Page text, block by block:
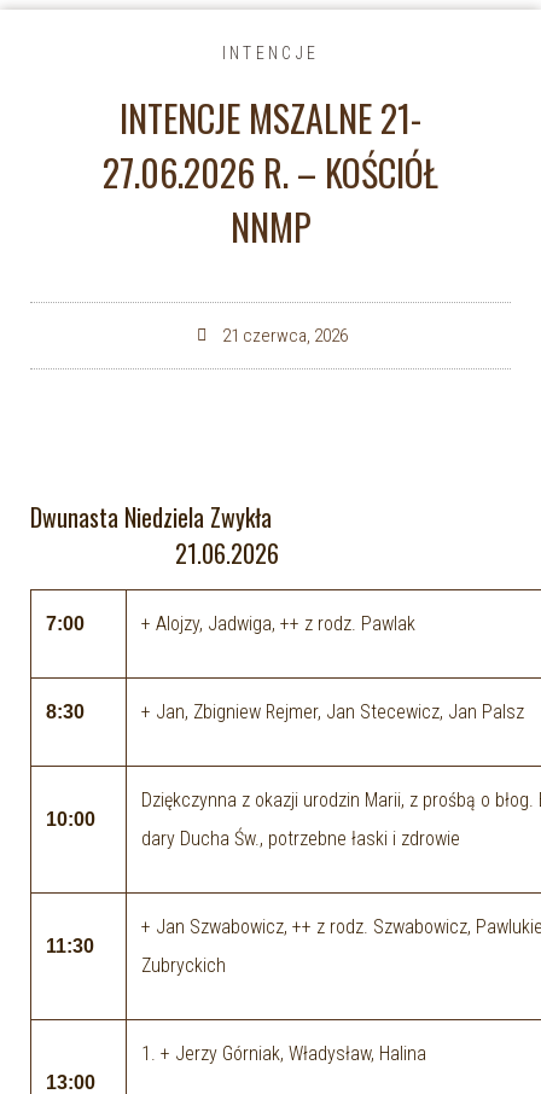
INTENCJE
INTENCJE MSZALNE 21-
27.06.2026 R. – KOŚCIÓŁ
NNMP
21 czerwca, 2026
Dwunasta Niedziela Zwykła
21.06.2026
7:00 + Alojzy, Jadwiga, ++ z rodz. Pawlak
8:30 + Jan, Zbigniew Rejmer, Jan Stecewicz, Jan Palsz
10:00
Dziękczynna z okazji urodzin Marii, z prośbą o błog.
dary Ducha Św., potrzebne łaski i zdrowie
11:30
+ Jan Szwabowicz, ++ z rodz. Szwabowicz,
Zubryckich
13:00
1. + Jerzy Górniak, Władysław, Halina